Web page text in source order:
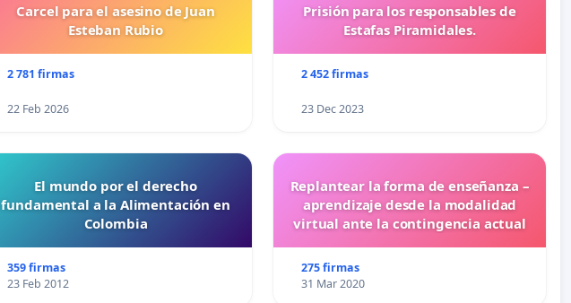
Carcel para el asesino de Juan
Esteban Rubio
2 781 firmas
22 Feb 2026
Prisión para los responsables de
Estafas Piramidales.
2 452 firmas
23 Dec 2023
El mundo por el derecho
fundamental a la Alimentación en
Colombia
359 firmas
23 Feb 2012
Replantear la forma de enseñanza –
aprendizaje desde la modalidad
virtual ante la contingencia actual
275 firmas
31 Mar 2020